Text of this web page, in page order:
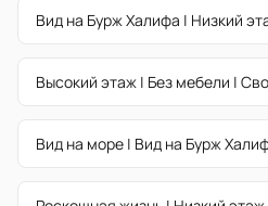
Вид на Бурж Халифа | Низкий
Высокий этаж | Без мебели |
Вид на море | Вид на Бурж